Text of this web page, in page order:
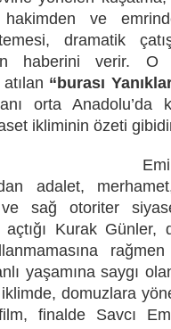
hakimden ve
dramatik
haberini verir. O
“burası
orta Anadolu’da
ikliminin özeti
adalet,
sağ otoriter
açtığı Kurak Günler,
yaşamına saygı
domuzlara
finalde Savcı